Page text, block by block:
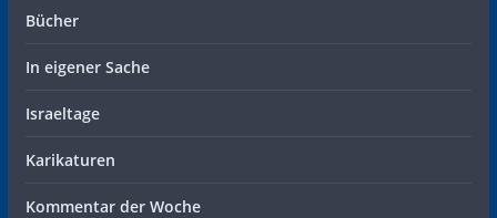
Bücher
In eigener Sache
Israeltage
Karikaturen
Kommentar der Woche